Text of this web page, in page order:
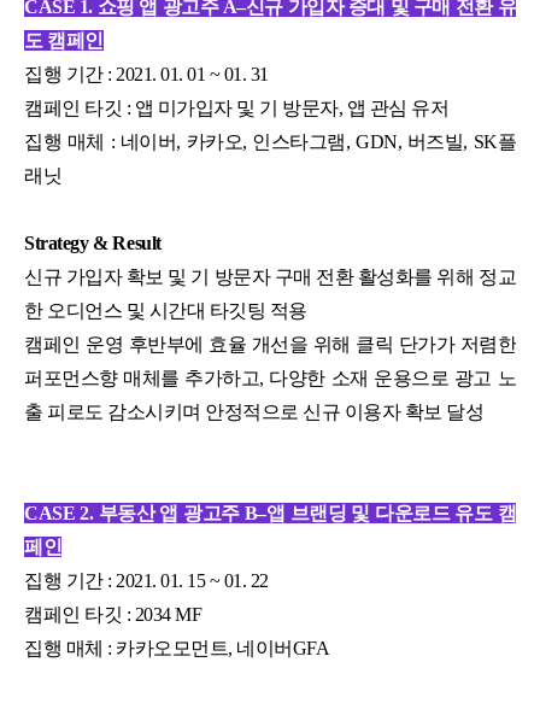
CASE 1. 쇼핑 앱 광고주 A–신규 가입자 증대 및 구매 전환 유
도 캠페인
집행 기간 : 2021. 01. 01 ~ 01. 31
캠페인 타깃 : 앱 미가입자 및 기 방문자, 앱 관심 유저
집행 매체 : 네이버, 카카오, 인스타그램, GDN, 버즈빌, SK플
래닛
Strategy & Result
신규 가입자 확보 및 기 방문자 구매 전환 활성화를 위해 정교
한 오디언스 및 시간대 타깃팅 적용
캠페인 운영 후반부에 효율 개선을 위해 클릭 단가가 저렴한
퍼포먼스향 매체를 추가하고, 다양한 소재 운용으로 광고 노
출 피로도 감소시키며 안정적으로 신규 이용자 확보 달성
CASE 2. 부동산 앱 광고주 B–앱 브랜딩 및 다운로드 유도 캠
페인
집행 기간 : 2021. 01. 15 ~ 01. 22
캠페인 타깃 : 2034 MF
집행 매체 : 카카오모먼트, 네이버GFA